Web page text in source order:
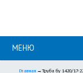
МЕНЮ
Главная →Труба бу 1420/17-